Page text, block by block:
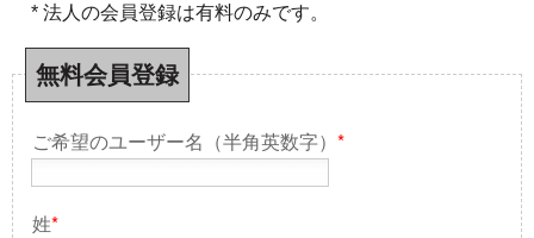
* 法人の会員登録は有料のみです。
無料会員登録
ご希望のユーザー名（半角英数字） *
姓*